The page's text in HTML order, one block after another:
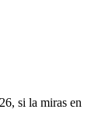
si la miras en